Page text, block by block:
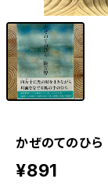
かぜのてのひら
¥891